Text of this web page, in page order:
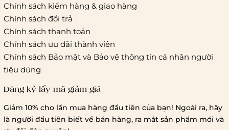
Chính sách kiểm hàng & giao hàng
Chính sách đổi trả
Chính sách thanh toán
Chính sách ưu đãi thành viên
Chính sách Bảo mật và Bảo vệ thông tin cá nhân người
tiêu dùng
Đăng ký lấy mã giảm giá
Giảm 10% cho lần mua hàng đầu tiên của bạn! Ngoài ra, hãy
là người đầu tiên biết về bán hàng, ra mắt sản phẩm mới và